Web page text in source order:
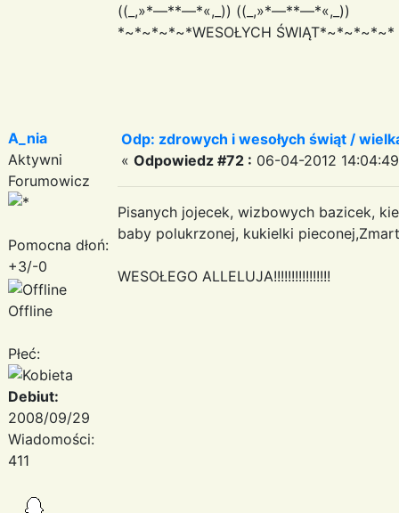
((_,»*—**—*«,_)) ((_,»*—**—*«,_))
*~*~*~*~*WESOŁYCH ŚWIĄT*~*~*~*~*
A_nia
Aktywni
Forumowicz
Pomocna dłoń:
+3/-0
Offline
Płeć:
Debiut:
2008/09/29
Wiadomości:
411
Odp: zdrowych i wesołych świąt /
« Odpowiedz #72 : 06-04-2012
Pisanych jojecek, wizbowych bazicek,
baby polukrzonej, kukielki
WESOŁEGO ALLELUJA!!!!!!!!!!!!!!!!